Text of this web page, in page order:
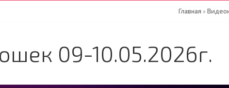
Главная »
09-10.05.2026г.